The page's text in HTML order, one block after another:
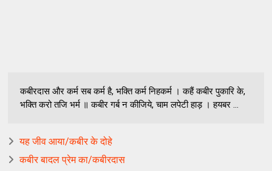
कबीरदास और कर्म सब कर्म है, भक्ति कर्म निहकर्म । कहैं कबीर पुकारि के,
भक्ति करो तजि भर्म ॥ कबीर गर्ब न कीजिये, चाम लपेटी हाड़ । हयबर ...
यह जीव आया/कबीर के दोहे
कबीर बादल प्रेम का/कबीरदास